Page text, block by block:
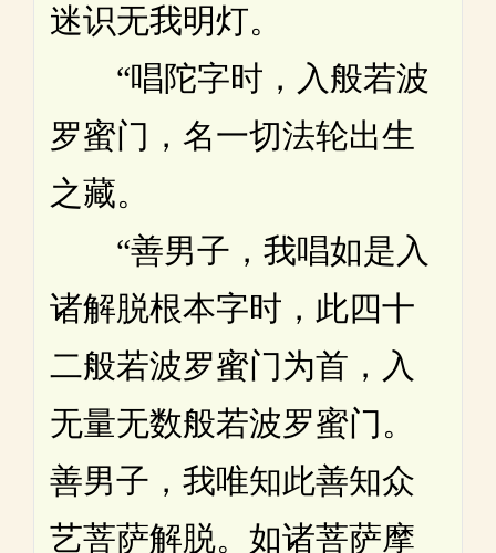
迷识无我明灯。
“唱陀字时，入般若波
罗蜜门，名一切法轮出生
之藏。
“善男子，我唱如是入
诸解脱根本字时，此四十
二般若波罗蜜门为首，入
无量无数般若波罗蜜门。
善男子，我唯知此善知众
艺菩萨解脱。如诸菩萨摩